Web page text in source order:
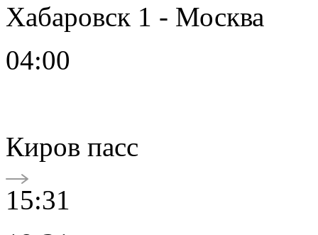
Хабаровск 1 - Москва
04:00
Киров пасс
15:31